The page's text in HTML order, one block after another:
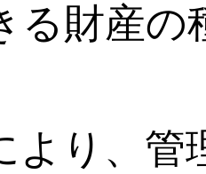
る財産の
より、管